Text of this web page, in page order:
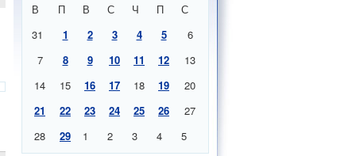
В
П В С Ч П
С
31
1 2 3 4 5
6
7
8 9 10 11 12
13
14
15 16 17 18 19
20
21
22 23 24 25 26
27
28
29 1 2 3 4 5